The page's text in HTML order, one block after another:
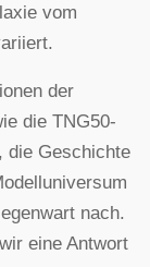
vom
der
die TNG50-
die Geschichte
nach.
eine Antwort